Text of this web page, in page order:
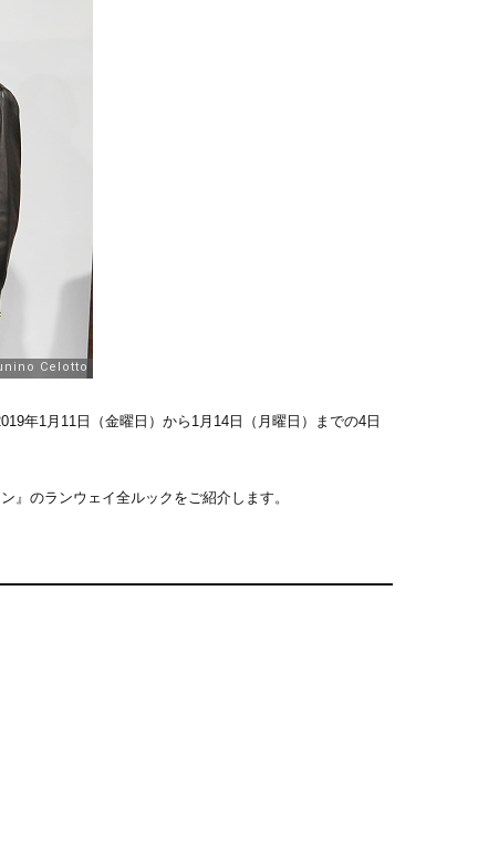
年1月11日（金曜日）から1月14日（月曜日）までの4日
』のランウェイ全ルックをご紹介します。